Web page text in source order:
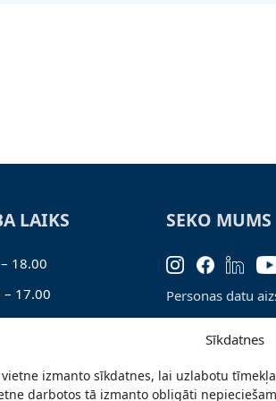
Sīkdatnes
izmanto sīkdatnes, lai uzlabotu
darbotos tā izmanto obligāti
LAIKS
18.00
– 17.00
17.00
– 16.00
SEKO MUMS
Personas datu
Pieteikties